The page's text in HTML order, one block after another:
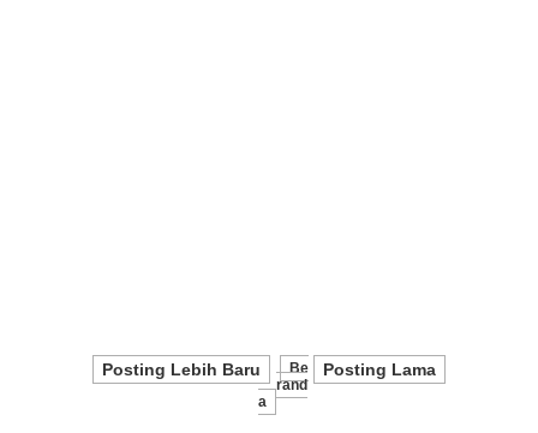
Posting Lebih Baru Posting Lama
Be
Rand
A